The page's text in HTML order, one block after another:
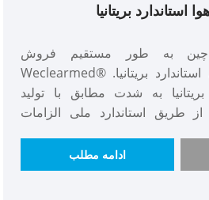
استاندارد بریتانیا
چین به طور مستقیم فروش
Weclearmed® خروجی استاندارد هوای استاندارد بریتانیا.
به شدت مطابق با تولید
از طریق استاندارد ملی الزامات
خرید و موجودی کالا کافی است،
ادامه مطلب